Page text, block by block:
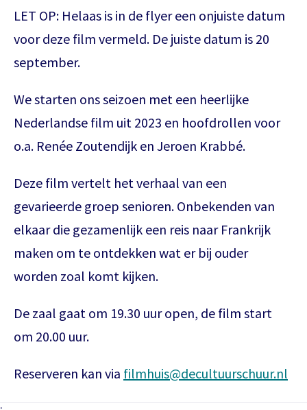
Het theaterabonnement á €110 geeft
LET OP: Helaas is in de flyer een onjuiste datum
voor deze film vermeld. De juiste datum is 20
september.
We starten ons seizoen met een heerlijke
Nederlandse film uit 2023 en hoofdrollen voor
o.a. Renée Zoutendijk en Jeroen Krabbé.
Deze film vertelt het verhaal van een
gevarieerde groep senioren. Onbekenden van
elkaar die gezamenlijk een reis naar Frankrijk
maken om te ontdekken wat er bij ouder
worden zoal komt kijken.
De zaal gaat om 19.30 uur open, de film start
om 20.00 uur.
Reserveren kan via filmhuis@decultuurschuur.nl